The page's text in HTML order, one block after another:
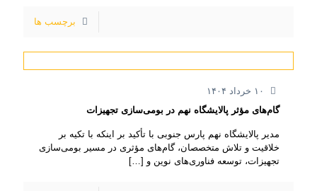
برچسب ها
۱۰ خرداد ۱۴۰۴
گام‌های مؤثر پالایشگاه نهم در بومی‌سازی تجهیزات
مدیر پالایشگاه نهم پارس جنوبی با تأکید بر اینکه با تکیه بر
خلاقیت و تلاش متخصصان، گام‌های مؤثری در مسیر بومی‌سازی
تجهیزات، توسعه فناوری‌های نوین و […]